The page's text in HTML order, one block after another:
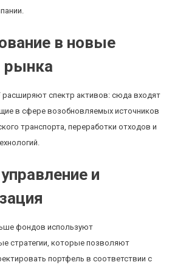
в новые
рынка
расширяют спектр активов: сюда входят
в сфере возобновляемых источников
транспорта, переработки отходов и
и
фондов используют
стратегии, которые позволяют
портфель в соответствии с